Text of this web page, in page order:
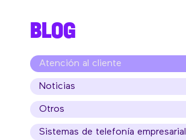
BLOG
Atención al cliente
Noticias
Otros
Sistemas de telefonía empresarial